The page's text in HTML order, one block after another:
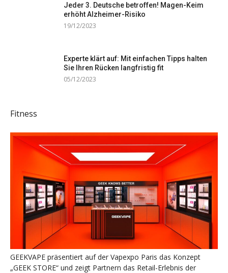
Jeder 3. Deutsche betroffen! Magen-Keim
erhöht Alzheimer-Risiko
19/12/2023
Experte klärt auf: Mit einfachen Tipps halten
Sie Ihren Rücken langfristig fit
05/12/2023
Fitness
GEEKVAPE präsentiert auf der Vapexpo Paris das Konzept
„GEEK STORE“ und zeigt Partnern das Retail-Erlebnis der